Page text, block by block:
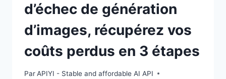
d’échec de génération
d’images, récupérez vos
coûts perdus en 3 étapes
ParAPIYI - Stable and affordable AI API